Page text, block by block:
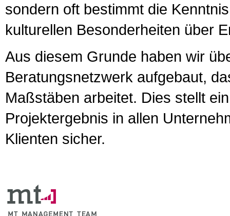
sondern oft bestimmt die
kulturellen Besonderheiten über
Aus diesem Grunde haben wir
Beratungsnetzwerk aufgebaut,
Maßstäben arbeitet. Dies stellt
Projektergebnis in allen
Klienten sicher.